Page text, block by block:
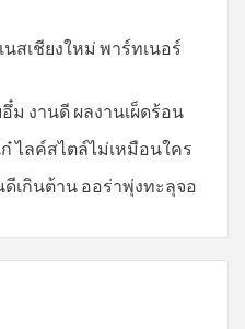
สเชียงใหม่ พาร์ทเนอร์
อึ๋ม งานดี ผลงานเผ็ดร้อน
ไลค์สไตล์ไม่เหมือนใคร
ดีเกินต้าน ออร่าพุ่งทะลุจอ